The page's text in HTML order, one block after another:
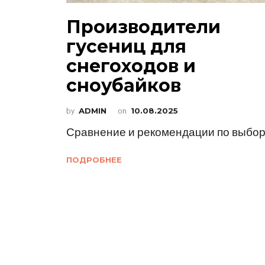
Производители
гусениц для
снегоходов и
сноубайков
by ADMIN on 10.08.2025
Сравнение и рекомендации по
ПОДРОБНЕЕ